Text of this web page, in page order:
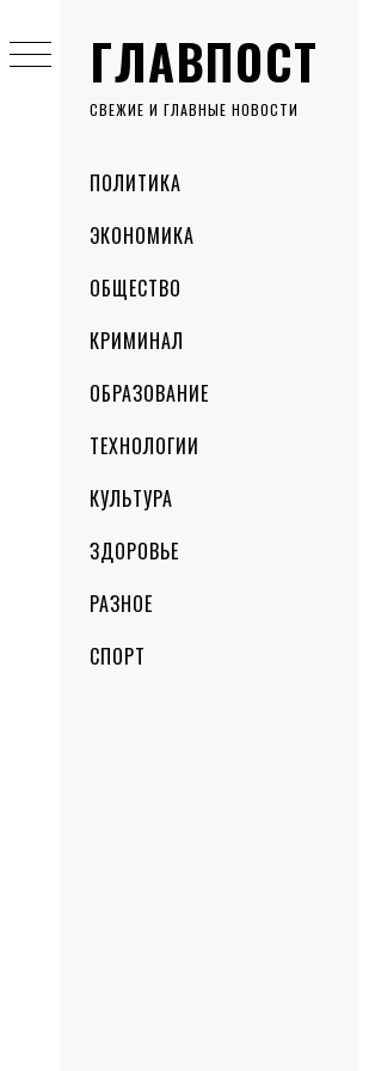
ГЛАВПОСТ
СВЕЖИЕ И ГЛАВНЫЕ НОВОСТИ
MenuПОЛИТИКА
ЭКОНОМИКА
ОБЩЕСТВО
КРИМИНАЛ
ОБРАЗОВАНИЕ
ТЕХНОЛОГИИ
КУЛЬТУРА
ЗДОРОВЬЕ
РАЗНОЕ
СПОРТ
to
content